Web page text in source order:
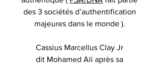
des 3 sociétés d’authentification
majeures dans le monde ).
Cassius Marcellus Clay Jr
dit Mohamed Ali après sa